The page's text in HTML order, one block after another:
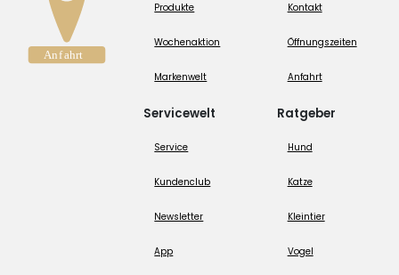
Produkte
Wochenaktion
Markenwelt
Servicewelt
Service
Kundenclub
Newsletter
App
Kontakt
Öffnungszeiten
Anfahrt
Ratgeber
Hund
Katze
Kleintier
Vogel